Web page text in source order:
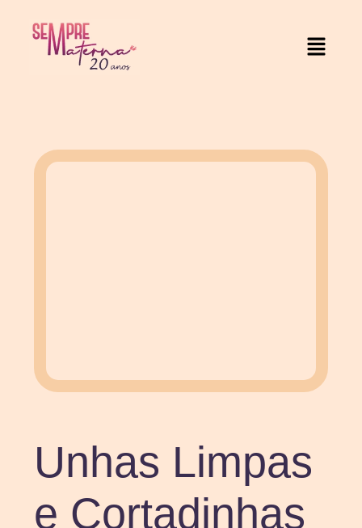
Unhas Limpas
e Cortadinhas